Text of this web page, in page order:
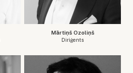
Mārtiņš Ozoliņš
Diriģents